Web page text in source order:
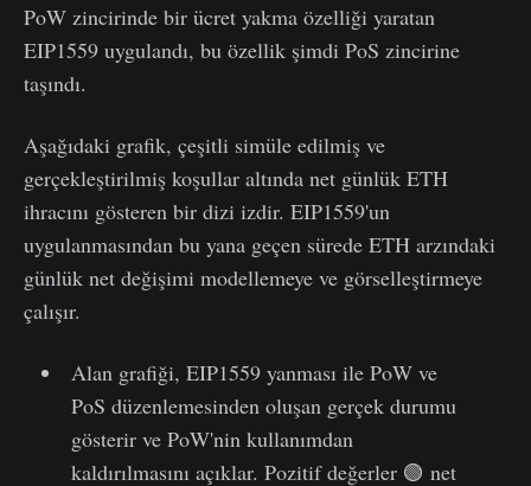
PoW zincirinde bir ücret yakma özelliği yaratan
EIP1559 uygulandı, bu özellik şimdi PoS zincirine
taşındı.
Aşağıdaki grafik, çeşitli simüle edilmiş ve
gerçekleştirilmiş koşullar altında net günlük ETH
ihracını gösteren bir dizi izdir. EIP1559'un
uygulanmasından bu yana geçen sürede ETH arzındaki
günlük net değişimi modellemeye ve görselleştirmeye
çalışır.
Alan grafiği, EIP1559 yanması ile PoW ve
PoS düzenlemesinden oluşan gerçek durumu
gösterir ve PoW'nin kullanımdan
kaldırılmasını açıklar. Pozitif değerler 🟢 net